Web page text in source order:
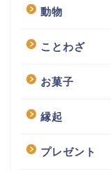
動物
ことわざ
お菓子
縁起
プレゼント